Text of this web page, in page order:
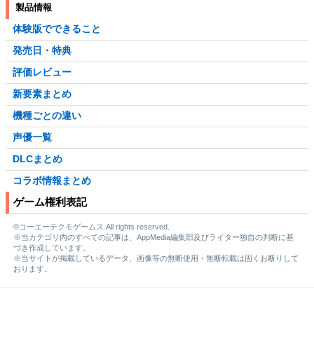
製品情報
体験版でできること
発売日・特典
評価レビュー
新要素まとめ
機種ごとの違い
声優一覧
DLCまとめ
コラボ情報まとめ
ゲーム権利表記
©コーエーテクモゲームス All rights reserved.
※当カテゴリ内のすべての記事は、AppMedia編集部及びライター独自の判断に基
づき作成しています。
※当サイトが掲載しているデータ、画像等の無断使用・無断転載は固くお断りして
おります。